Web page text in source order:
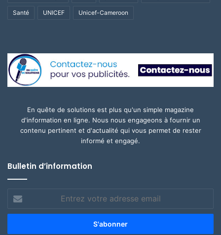
Santé UNICEF Unicef-Cameroon
En quête de solutions est plus qu'un simple magazine
d'information en ligne. Nous nous engageons à fournir un
contenu pertinent et d'actualité qui vous permet de rester
informé et engagé.
Bulletin d’information
votre
adresse